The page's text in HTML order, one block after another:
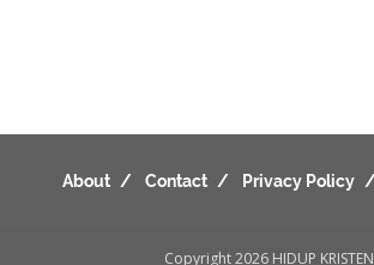
About Contact Privacy Policy
Copyright 2026 HIDUP KRISTEN